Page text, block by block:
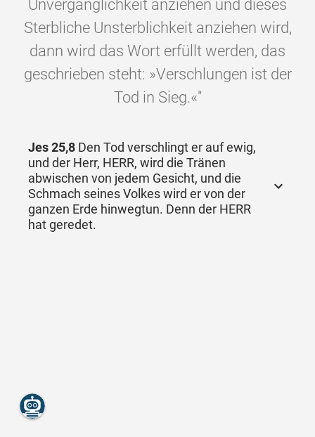
Unvergänglichkeit anziehen und dieses
Sterbliche Unsterblichkeit anziehen wird,
dann wird das Wort erfüllt werden, das
geschrieben steht: »Verschlungen ist der
Tod in Sieg.«"
Jes 25,8 Den Tod verschlingt er auf ewig,
und der Herr, HERR, wird die Tränen
abwischen von jedem Gesicht, und die
Schmach seines Volkes wird er von der
ganzen Erde hinwegtun. Denn der HERR
hat geredet.